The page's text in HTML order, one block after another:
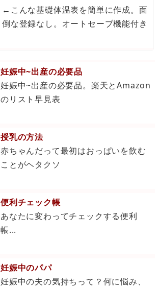
←こんな基礎体温表を簡単に作成。面
倒な登録なし。オートセーブ機能付き
妊娠中~出産の必要品
妊娠中~出産の必要品。楽天とAmazon
のリスト早見表
授乳の方法
赤ちゃんだって最初はおっぱいを飲む
ことがヘタクソ
便利チェック帳
あなたに変わってチェックする便利
帳...
妊娠中のパパ
妊娠中の夫の気持ちって？何に悩み、